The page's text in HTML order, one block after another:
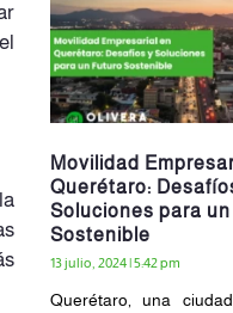
Movilidad
Querétaro:
Soluciones para
Sostenible
13 julio, 2024 5:42 pm
Querétaro, una